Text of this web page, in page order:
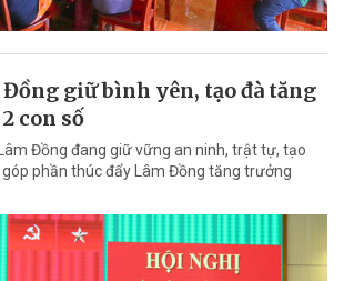
Đồng giữ bình yên, tạo đà tăng
con số
Đồng đang giữ vững an ninh, trật tự, tạo
phần thúc đẩy Lâm Đồng tăng trưởng